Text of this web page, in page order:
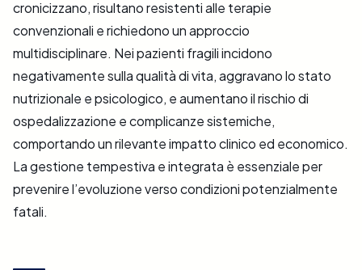
cronicizzano, risultano resistenti alle terapie
convenzionali e richiedono un approccio
multidisciplinare. Nei pazienti fragili incidono
negativamente sulla qualità di vita, aggravano lo stato
nutrizionale e psicologico, e aumentano il rischio di
ospedalizzazione e complicanze sistemiche,
comportando un rilevante impatto clinico ed economico.
La gestione tempestiva e integrata è essenziale per
prevenire l’evoluzione verso condizioni potenzialmente
fatali.